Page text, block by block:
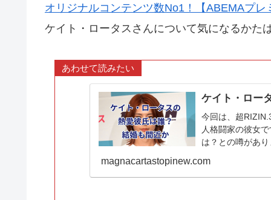
オリジナルコンテンツ数No1！【ABEMAプレ
ケイト・ロータスさんについて気になるかた
あわせて読みたい
ケイト・ロー
今回は、超
人格闘家の彼女
は？との噂があ
magnacartastopinew.com